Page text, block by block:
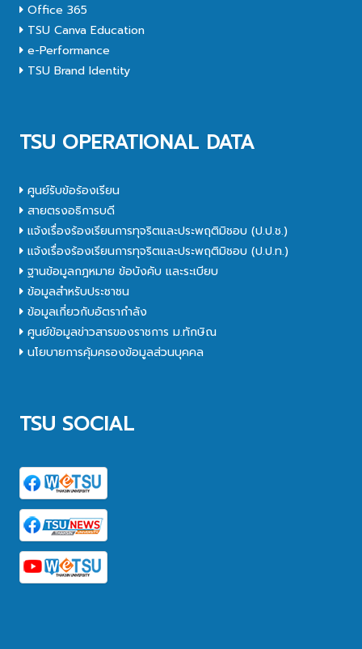
Office 365
TSU Canva Education
e-Performance
TSU Brand Identity
TSU OPERATIONAL DATA
ศูนย์รับข้อร้องเรียน
สายตรงอธิการบดี
แจ้งเรื่องร้องเรียนการทุจริตและประพฤติมิชอบ (ป.ป.ช.)
แจ้งเรื่องร้องเรียนการทุจริตและประพฤติมิชอบ (ป.ป.ท.)
ฐานข้อมูลกฎหมาย ข้อบังคับ และระเบียบ
ข้อมูลสำหรับประชาชน
ข้อมูลเกี่ยวกับอัตรากำลัง
ศูนย์ข้อมูลข่าวสารของราชการ ม.ทักษิณ
นโยบายการคุ้มครองข้อมูลส่วนบุคคล
TSU SOCIAL